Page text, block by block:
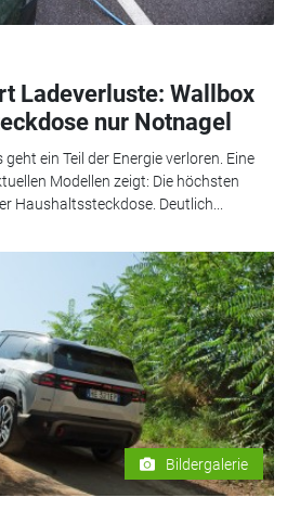
Ladeverluste: Wallbox
nur Notnagel
ein Teil der Energie verloren. Eine
Modellen zeigt: Die höchsten
Haushaltssteckdose. Deutlich...
Bildergalerie